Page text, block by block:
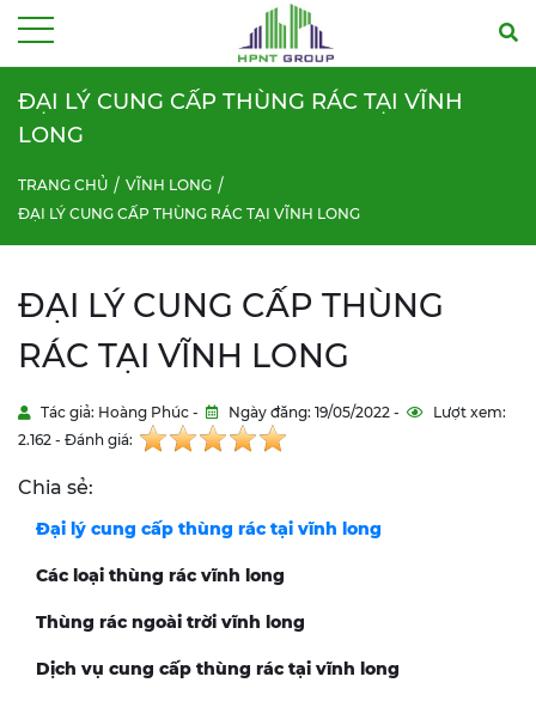
ĐẠI LÝ CUNG CẤP THÙNG RÁC TẠI VĨNH
LONG
TRANG CHỦ
VĨNH LONG
ĐẠI LÝ CUNG CẤP THÙNG RÁC TẠI VĨNH LONG
ĐẠI LÝ CUNG CẤP THÙNG
RÁC TẠI VĨNH LONG
Tác giả: Hoàng Phúc - Ngày đăng: 19/05/2022 -
Lượt xem:
2.162 - Đánh giá:
Chia sẻ:
Đại lý cung cấp thùng rác tại vĩnh long
Các loại thùng rác vĩnh long
Thùng rác ngoài trời vĩnh long
Dịch vụ cung cấp thùng rác tại vĩnh long